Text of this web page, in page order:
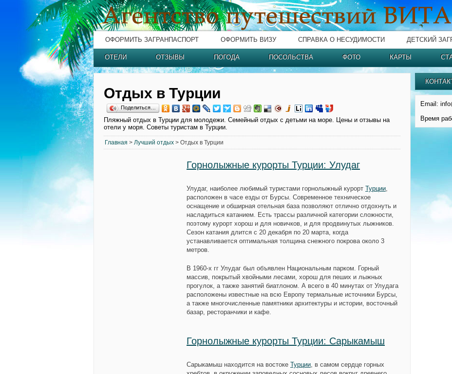
ОФОРМИТЬ ЗАГРАНПАСПОРТ ОФОРМИТЬ ВИЗУ СПРАВКА О НЕСУДИМОСТИ ДЕТСКИЙ
ОТЕЛИ ОТЗЫВЫ ПОГОДА ПОСОЛЬСТВА ФОТО КАРТЫ
Отдых в Турции
Поделиться…
Пляжный отдых в Турции для молодежи. Семейный отдых с детьми на море. Цены и отзывы на
отели у моря. Советы туристам в Турции.
Главная > Лучший отдых > Отдых в Турции
Горнолыжные курорты Турции: Улудаг
Улудаг, наиболее любимый туристами горнолыжный курорт Турции,
расположен в часе езды от Бурсы. Современное техническое
оснащение и обширная отельная база позволяют отлично отдохнуть и
насладиться катанием. Есть трассы различной категории сложности,
поэтому курорт хорош и для новичков, и для продвинутых лыжников.
Сезон катания длится с 20 декабря по 20 марта, когда
устанавливается оптимальная толщина снежного покрова около 3
метров.
В 1960-х гг Улудаг был объявлен Национальным парком. Горный
массив, покрытый хвойными лесами, хорош для пеших и лыжных
прогулок, а также занятий биатлоном. А всего в 40 минутах от Улудага
расположены известные на всю Европу термальные источники Бурсы,
а также многочисленные памятники архитектуры и истории, восточный
базар, ресторанчики и кафе.
Горнолыжные курорты Турции: Сарыкамыш
Сарыкамыш находится на востоке Турции, в самом сердце горных
Email:
Время